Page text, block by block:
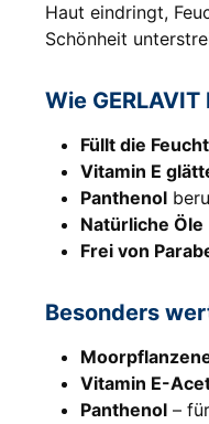
Haut eindringt,
Schönheit
Wie
Füllt die
Vitamin E
Panthenol
Natürliche Öle
Frei von
Besonders
Vitamin E-
Panthenol –